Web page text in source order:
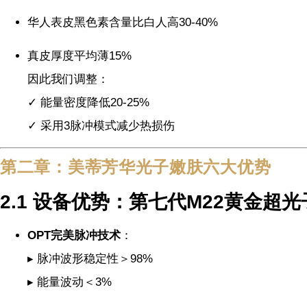
华人表皮黑色素含量比白人高30-40%
真皮厚度平均薄15%
因此我们调整：
✓ 能量密度降低20-25%
✓ 采用3脉冲模式减少热损伤
第二章：美蒂芳华光子嫩肤六大优势
2.1 设备优势：第七代M22黄金超光
OPT完美脉冲技术 ：
▸ 脉冲波形稳定性＞98%
▸ 能量波动＜3%